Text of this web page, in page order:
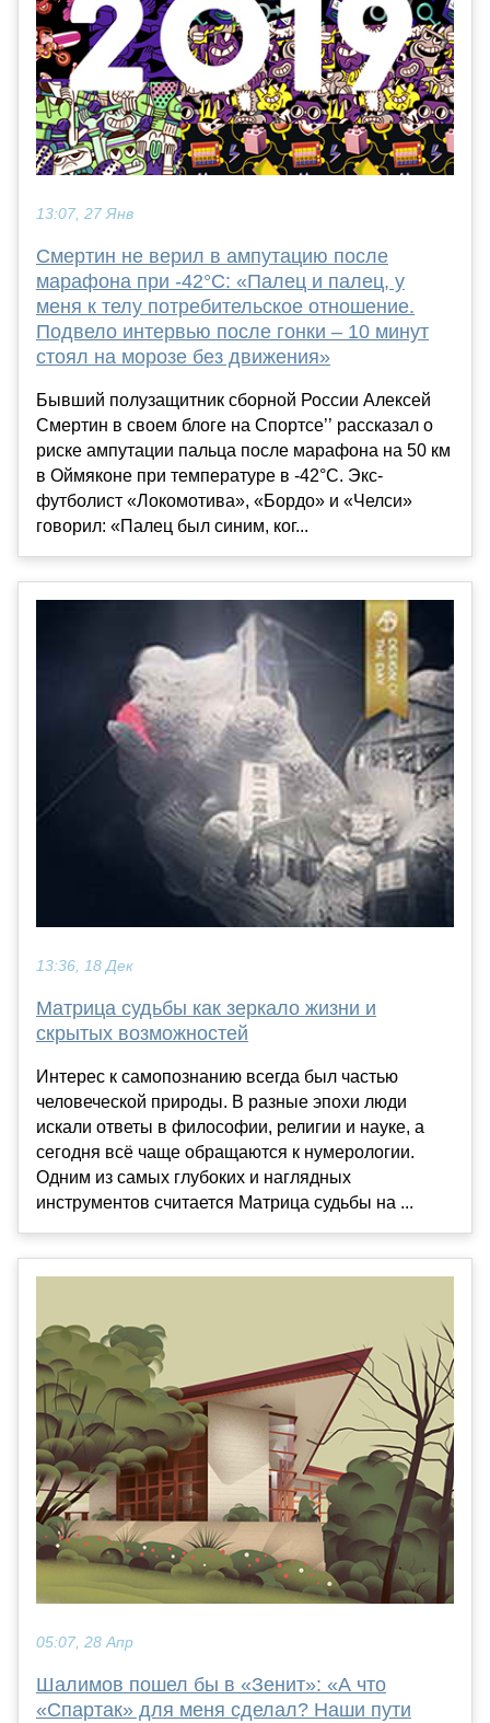
13:07, 27 Янв
Смертин не верил в ампутацию после
марафона при -42°C: «Палец и палец, у
меня к телу потребительское отношение.
Подвело интервью после гонки – 10 минут
стоял на морозе без движения»
Бывший полузащитник сборной России Алексей
Смертин в своем блоге на Спортсе’’ рассказал о
риске ампутации пальца после марафона на 50 км
в Оймяконе при температуре в -42°C. Экс-
футболист «Локомотива», «Бордо» и «Челси»
говорил: «Палец был синим, ког...
13:36, 18 Дек
Матрица судьбы как зеркало жизни и
скрытых возможностей
Интерес к самопознанию всегда был частью
человеческой природы. В разные эпохи люди
искали ответы в философии, религии и науке, а
сегодня всё чаще обращаются к нумерологии.
Одним из самых глубоких и наглядных
инструментов считается Матрица судьбы на ...
05:07, 28 Апр
Шалимов пошел бы в «Зенит»: «А что
«Спартак» для меня сделал? Наши пути